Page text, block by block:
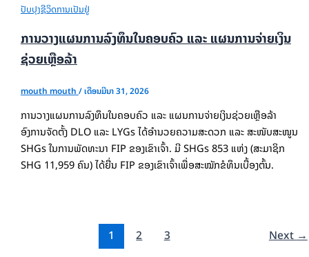
ປັບປຸງຊີວິດການເປັນຢູ່
ການວາງແຜນການລົງທຶນໃນຄອບຄົວ ແລະ ແຜນການຈ່າຍເງິນ
ຊ່ວຍເຫຼືອລ້າ
mouth mouth /ເດືອນມີນາ 31, 2026
ການວາງແຜນການລົງທຶນໃນຄອບຄົວ ແລະ ແຜນການຈ່າຍເງິນຊ່ວຍເຫຼືອລ້າ
ອົງການຈັດຕັ້ງ DLO ແລະ LYGs ໄດ້ອຳນວຍຄວາມສະດວກ ແລະ ສະໜັບສະໜູນ
SHGs ໃນການພັດທະນາ FIP ຂອງເຂົາເຈົ້າ. ມີ SHGs 853 ແຫ່ງ (ສະມາຊິກ
SHG 11,959 ຄົນ) ໄດ້ຍື່ນ FIP ຂອງເຂົາເຈົ້າເພື່ອສະໝັກຂໍທຶນເບື້ອງຕົ້ນ.
1 2 3 Next →